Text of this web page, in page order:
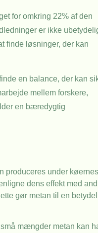
for omkring 22% af den
er ikke
finde løsninger, der kan
en balance, der kan
mellem forskere,
en bæredygtig
produceres under køernes
dens effekt med
gør metan til en
mængder metan kan